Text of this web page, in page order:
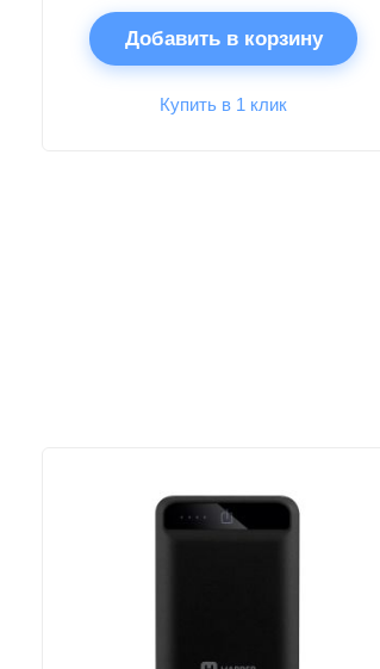
Добавить в корзину
Купить в 1 клик